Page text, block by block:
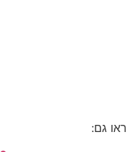
ראו גם: